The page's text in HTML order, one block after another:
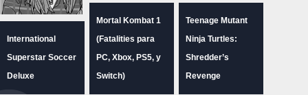
International
Superstar Soccer
Deluxe
Mortal Kombat 1
(Fatalities para
PC, Xbox, PS5, y
Switch)
Teenage Mutant
Ninja Turtles:
Shredder’s
Revenge